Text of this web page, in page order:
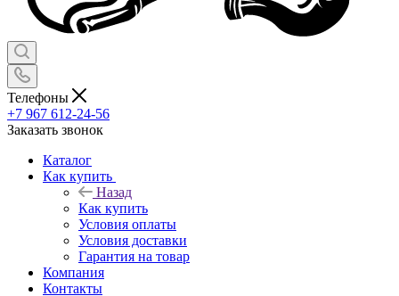
Телефоны
+7 967 612-24-56
Заказать звонок
Каталог
Как купить
Назад
Как купить
Условия оплаты
Условия доставки
Гарантия на товар
Компания
Контакты